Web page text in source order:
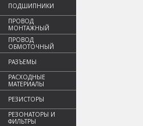
ПОДШИПНИКИ
ПРОВОД
МОНТАЖНЫЙ
ПРОВОД
ОБМОТОЧНЫЙ
РАЗЪЕМЫ
РАСХОДНЫЕ
МАТЕРИАЛЫ
РЕЗИСТОРЫ
РЕЗОНАТОРЫ И
ФИЛЬТРЫ